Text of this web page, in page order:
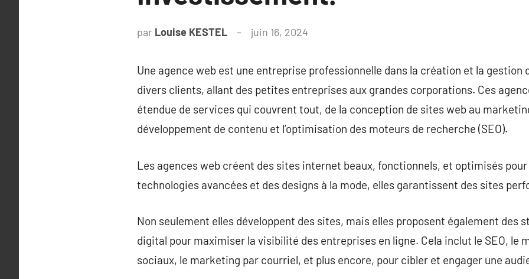
par Louise KESTEL juin 16, 2024
Une agence web est une entreprise professionnelle dans la création et la gestion
divers clients, allant des petites entreprises aux grandes corporations. Ces
étendue de services qui couvrent tout, de la conception de sites web au
développement de contenu et l’optimisation des moteurs de recherche (SEO).
Les agences web créent des sites internet beaux, fonctionnels, et optimisés
technologies avancées et des designs à la mode, elles garantissent des sites
Non seulement elles développent des sites, mais elles proposent également des
digital pour maximiser la visibilité des entreprises en ligne. Cela inclut le SEO, le
sociaux, le marketing par courriel, et plus encore, pour cibler et engager une